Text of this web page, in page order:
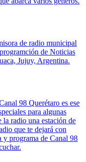
de radio municipal
de Noticias
Jujuy, Argentina.
98 Querétaro es ese
para algunas
la radio una estación de
que te dejará con
y programa de Canal 98